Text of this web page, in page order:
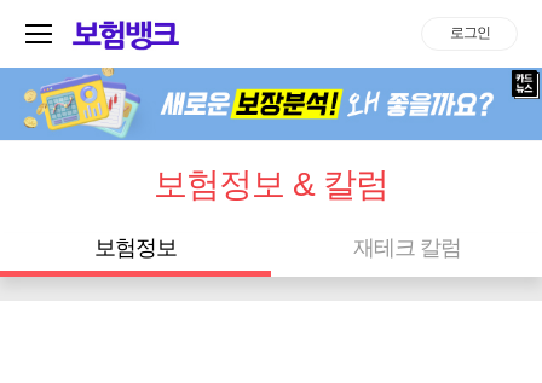
로그인
보험정보 & 칼럼
보험정보 재테크 칼럼